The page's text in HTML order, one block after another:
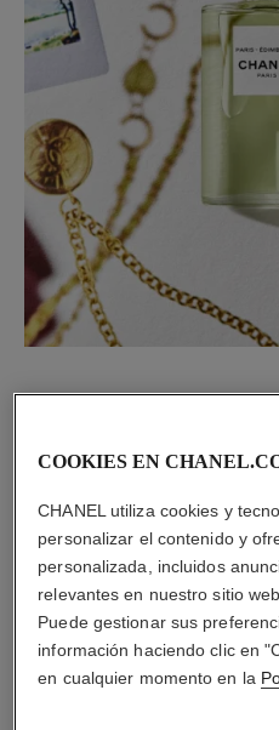
PARIS-
Una fragancia solar que reúne
Sicilia con la delicadeza de
luminosa que refleja el
Costa
COOKIES EN
CHANEL utiliza cookies y
personalizar el contenido y
personalizada, incluidos
relevantes en nuestro sitio
Puede gestionar sus
información haciendo clic en
en cualquier momento en la